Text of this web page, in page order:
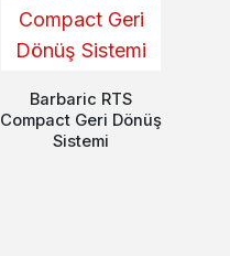
Barbaric RTS
Compact Geri Dönüş
Sistemi